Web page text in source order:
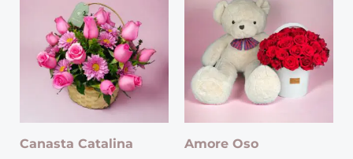
Canasta Catalina Amore Oso